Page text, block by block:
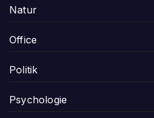
Natur
Office
Politik
Psychologie